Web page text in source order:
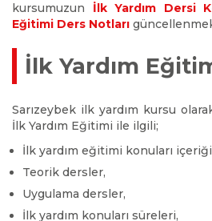
kursumuzun İlk Yardım Dersi
Eğitimi Ders Notları
İlk Yardım
Sarızeybek ilk yardım kursu
İlk Yardım Eğitimi ile ilgili;
İlk yardım eğitimi konuları
Teorik dersler,
Uygulama dersler,
İlk yardım konuları süreleri,